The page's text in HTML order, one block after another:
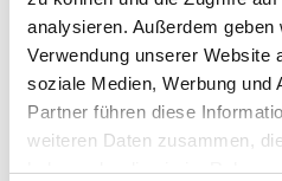
analysieren. Außerdem
Verwendung unserer Website
soziale Medien, Werbung und
Partner führen diese
weiteren Daten zusammen,
haben oder die sie im
Lageplan
Adresse
Ferienhaus F4314
Æ Gammel Havn 51 Båd 1